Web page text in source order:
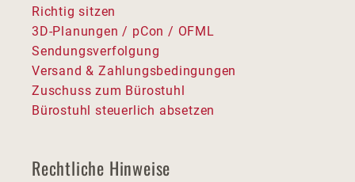
Richtig sitzen
3D-Planungen / pCon / OFML
Sendungsverfolgung
Versand & Zahlungsbedingungen
Zuschuss zum Bürostuhl
Bürostuhl steuerlich absetzen
Rechtliche Hinweise